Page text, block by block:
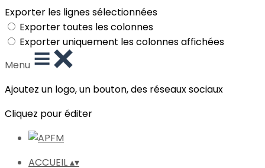
Exporter les lignes sélectionnées
Exporter toutes les colonnes
Exporter uniquement les colonnes affichées
Menu
Ajoutez un logo, un bouton, des réseaux sociaux
Cliquez pour éditer
ACCUEIL▴▾